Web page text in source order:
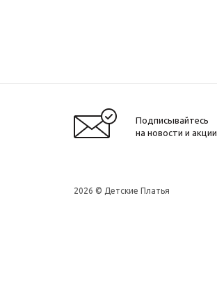
Подписывайтесь
на новости и акции
2026 © Детские Платья